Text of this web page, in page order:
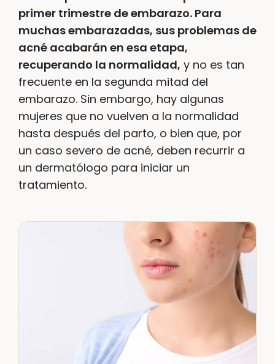
primer trimestre de embarazo. Para
muchas embarazadas, sus problemas de
acné acabarán en esa etapa,
recuperando la normalidad, y no es tan
frecuente en la segunda mitad del
embarazo. Sin embargo, hay algunas
mujeres que no vuelven a la normalidad
hasta después del parto, o bien que, por
un caso severo de acné, deben recurrir a
un dermatólogo para iniciar un
tratamiento.